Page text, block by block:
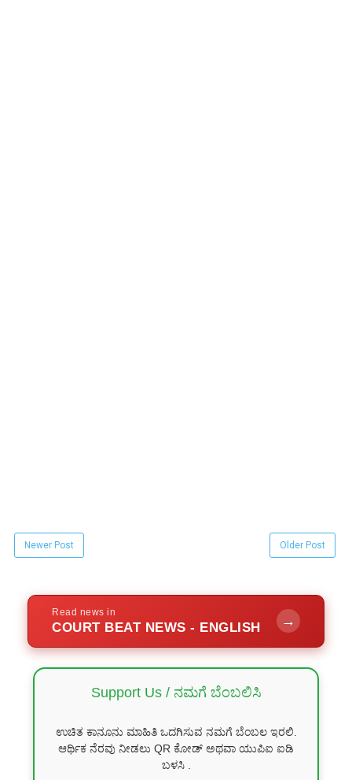
Newer Post Older Post
Read news in
COURT BEAT NEWS - ENGLISH →
Support Us / ನಮಗೆ ಬೆಂಬಲಿಸಿ
ಉಚಿತ ಕಾನೂನು ಮಾಹಿತಿ ಒದಗಿಸುವ ನಮಗೆ ಬೆಂಬಲ ಇರಲಿ.
ಆರ್ಥಿಕ ನೆರವು ನೀಡಲು QR ಕೋಡ್ ಅಥವಾ ಯುಪಿಐ ಐಡಿ
ಬಳಸಿ .